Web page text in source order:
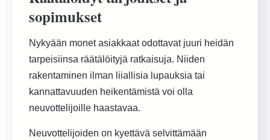
sopimukset
Nykyään monet asiakkaat odottavat juuri heidän
tarpeisiinsa räätälöityjä ratkaisuja. Niiden
rakentaminen ilman liiallisia lupauksia tai
kannattavuuden heikentämistä voi olla
neuvottelijoille haastavaa.
Neuvottelijoiden on kyettävä selvittämään